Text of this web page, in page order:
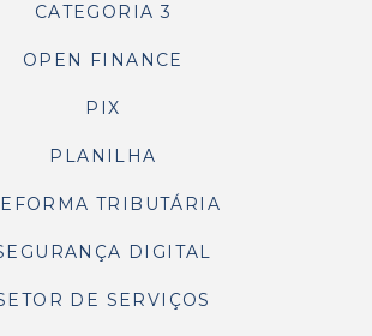
CATEGORIA 3
OPEN FINANCE
PIX
PLANILHA
TRIBUTÁRIA
DIGITAL
DE SERVIÇOS